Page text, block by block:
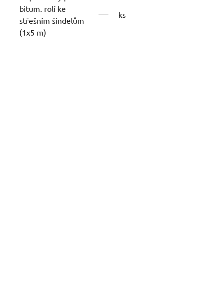
bitum. rolí ke
střešním šindelům
(1x5 m)
ks